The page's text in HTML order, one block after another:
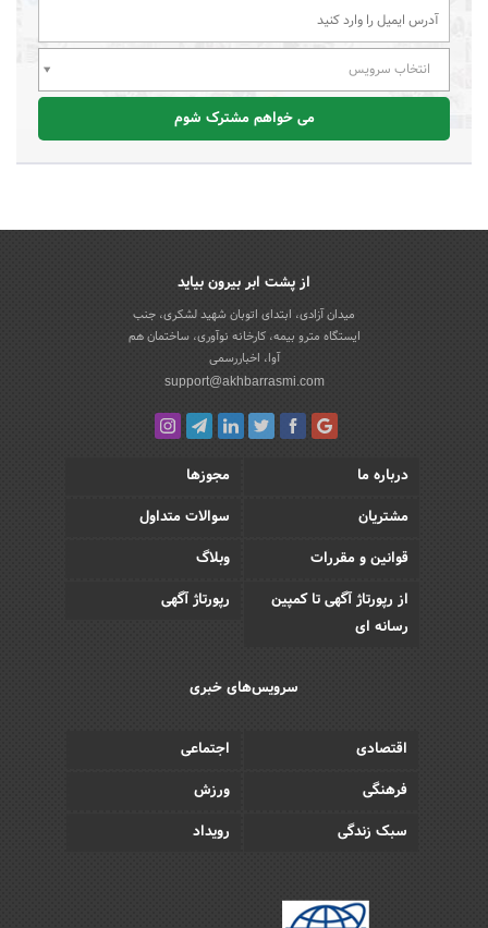
انتخاب سرویس
می خواهم مشترک شوم
از پشت ابر بیرون بیاید
میدان آزادی، ابتدای اتوبان شهید لشکری، جنب
ایستگاه مترو بیمه، کارخانه نوآوری، ساختمان هم
آوا، اخباررسمی
support@akhbarrasmi.com
درباره ما
مجوزها
مشتریان
سوالات متداول
قوانین و مقررات
وبلاگ
از رپورتاژ آگهی تا کمپین
رسانه ای
رپورتاژ آگهی
سرویس‌های خبری
اقتصادی
اجتماعی
فرهنگی
ورزش
سبک زندگی
رویداد